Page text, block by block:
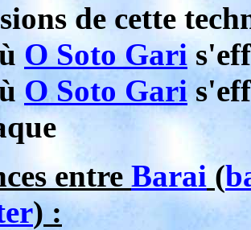
de cette
O Soto Gari
O Soto Gari
entre Barai (
) :